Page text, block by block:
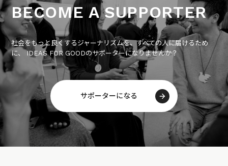
BECOME A SUPPORTER
社会をもっと良くするジャーナリズムを、すべての人に届けるため
に、 IDEAS FOR GOODのサポーターになりませんか？
サポーターになる